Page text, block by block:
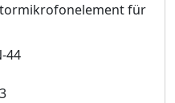
für
44